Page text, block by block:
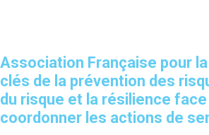
Association Française pour
clés de la prévention des
du risque et la résilience
coordonner les actions de